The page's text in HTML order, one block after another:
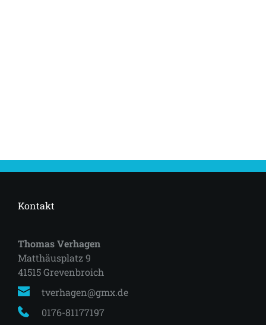
Kontakt
Thomas Verhagen
Matthäusplatz 9
41515 Grevenbroich
tverhagen@gmx.de
0176-81177197